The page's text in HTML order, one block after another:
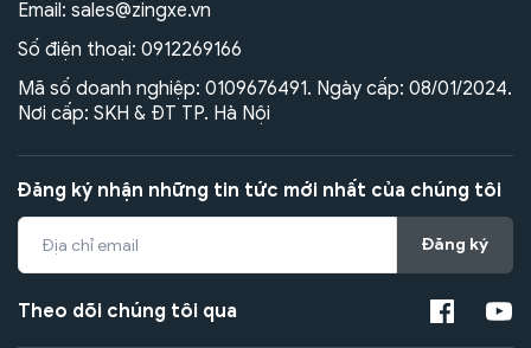
Email: sales@zingxe.vn
Số điện thoại: 0912269166
Mã số doanh nghiệp: 0109676491. Ngày cấp: 08/01/2024.
Nơi cấp: SKH & ĐT TP. Hà Nội
Đăng ký nhận những tin tức mới nhất của chúng tôi
Đăng ký
Theo dõi chúng tôi qua